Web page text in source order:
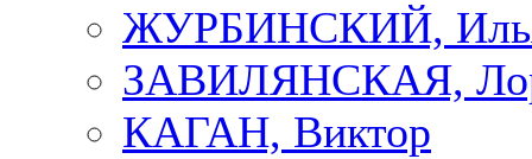
ЖУРБИНСКИЙ,
ЗАВИЛЯНСКАЯ,
КАГАН, Виктор